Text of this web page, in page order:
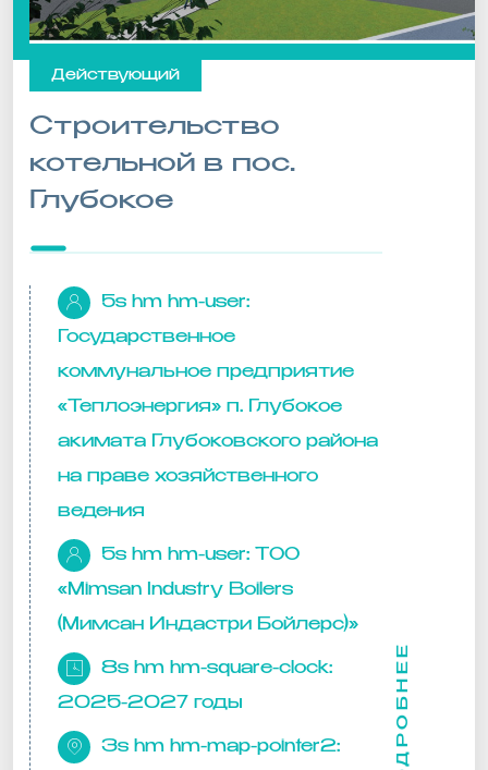
Действующий
Строительство
котельной в пос.
Глубокое
5s hm hm-user:
Государственное
коммунальное предприятие
«Теплоэнергия» п. Глубокое
акимата Глубоковского района
на праве хозяйственного
ведения
5s hm hm-user: ТОО
«Mimsan Industry Boilers
(Мимсан Индастри Бойлерс)»
8s hm hm-square-clock:
2025-2027 годы
3s hm hm-map-pointer2: ПОДРОБНЕЕ